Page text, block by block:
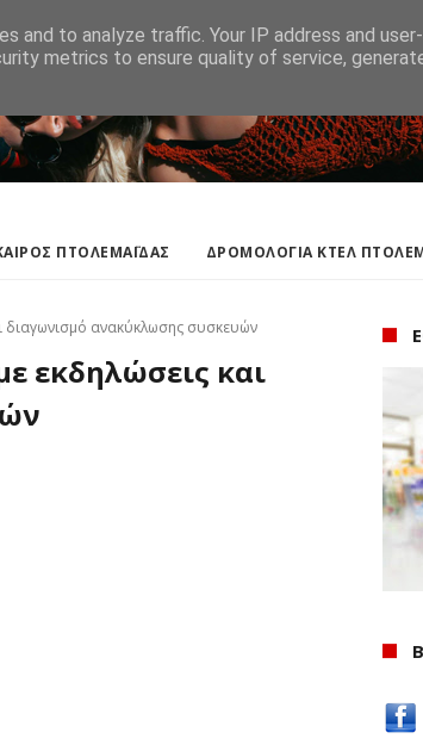
ΚΤΕΛ ΠΤΟΛΕΜΑΙΔΑΣ
ΠΤΟΛΕΜΑΪΔΑΣ ΔΡΟΜΟΛΟΓΙΑ ΚΤΕΛ
διαγωνισμό ανακύκλωσης συσκευών
εκδηλώσεις και
and to analyze traffic. Your IP address and
metrics to ensure quality of service,